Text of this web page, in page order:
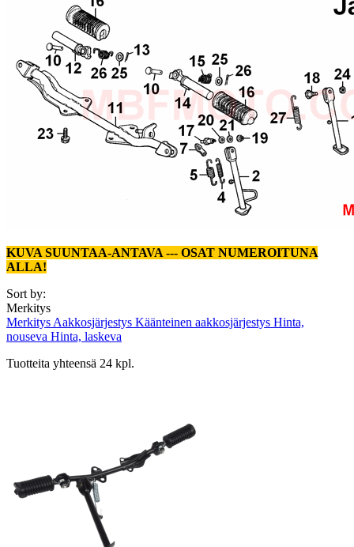
KUVA SUUNTAA-ANTAVA --- OSAT NUMEROITUNA
ALLA!
Sort by:
Merkitys
Merkitys Aakkosjärjestys Käänteinen aakkosjärjestys Hinta,
nouseva Hinta, laskeva
Tuotteita yhteensä 24 kpl.